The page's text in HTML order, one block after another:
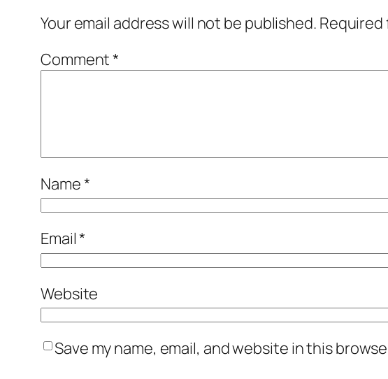
Your email address will not be published.
Comment*
Name*
Email*
Website
Save my name, email, and website in this